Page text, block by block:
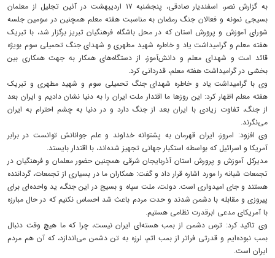
به گزارش نصر، اسفندیار صادقی، پنجشنبه ۱۷ اردیبهشت در آئین تجلیل از معلمان
بسیجی نمونه و فعالان جنگ رمضان به مناسبت هفته معلم همچنین در سومین جلسه
شورای آموزش و پرورش استان که در محل باشگاه فرهنگیان تبریز برگزار شد، با تبریک
هفته معلم و گرامیداشت یاد و خاطره شهید مطهری و شهدای جنگ تحمیلی سوم بویژه
قائد امت و شهدای معلم و دانش‌آموز، از دستگاه‌های همکار به جهت همکاری بین
بخشی در گرامیداشت هفته معلم، قدردانی کرد.
وی با گرامیداشت یاد و خاطره شهدای جنگ تحمیلی سوم و شهید مطهری و تبریک
هفته معلم اظهار کرد: این روزها ما اقتدار ملت ایران را به دنیا نشان دادیم و ایران بعد
از جنگ، تفاوت زیادی با ایران بعد از جنگ دارد و در دنیا به چشم احترام به ایران
می‌نگرند.
وی افزود: امروز، ایران قهرمان به پشتوانه خداوند و علم جوانانش توانست در برابر
آمریکا و اسرائیل که بواسطه استکبار جهانی تجهیز شده‌اند، با اقتدار بایستد.
مدیرکل آموزش و پرورش استان آذربایجان شرقی همچنین حضور معلمان و فرهنگیان در
تجمعات شبانه را مورد اشاره قرار داد و گفت: همکاران ما در بسیاری از تجمعات، گرداننده
هستند و جای امیدواری است. دولت، ملت سپاه و بسیج در این جنگ، ید واحده‌ای برای
پیروزی و مقابله با دشمن شدند و حدت مردم باعث شد احساس نکنیم که در حال مبارزه
با آمریکای مدعی ابرقدرت نظامی هستیم.
وی تاکید کرد: ترس دشمن از بمب هسته‌ای ایران نیست، چرا که ما هیچ وقت دنبال
بمب نبوده‌ایم و قدرتی فراتر از بمب اتم، لرزه به تن دشمن می‌اندازد، که آن هم مردم
ایران است.